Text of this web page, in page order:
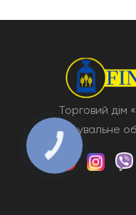
Торговий дім
пакувальне